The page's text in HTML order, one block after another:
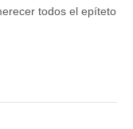
todos el epíteto